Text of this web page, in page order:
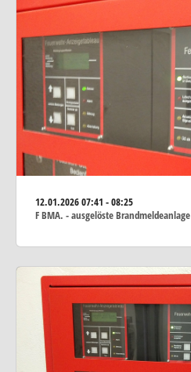
12.01.202607:41 - 08:25
F BMA. - ausgelöste Brandmeldeanlage